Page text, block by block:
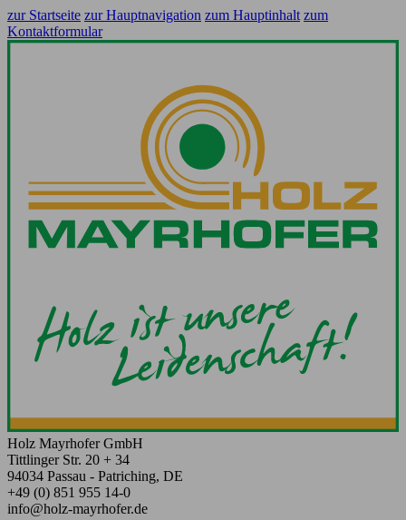
zur Startseite zur Hauptnavigation zum Hauptinhalt zum
Kontaktformular
Holz Mayrhofer GmbH
Tittlinger Str. 20 + 34
94034 Passau - Patriching, DE
+49 (0) 851 955 14-0
info@holz-mayrhofer.de